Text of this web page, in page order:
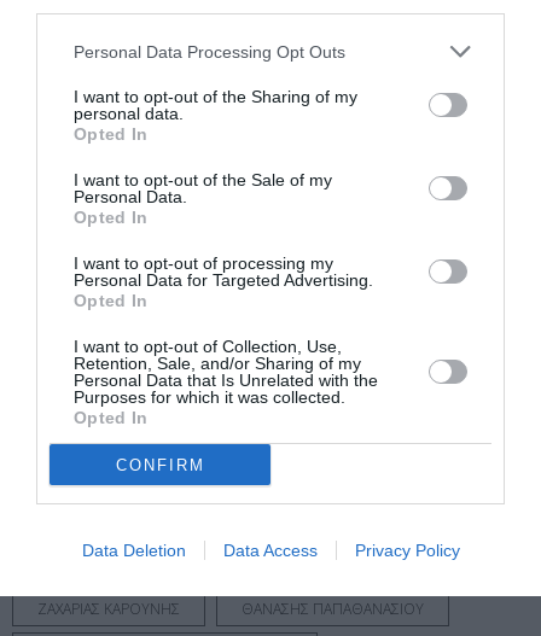
Personal Data Processing Opt Outs
I want to opt-out of the Sharing of my
personal data.
Opted In
I want to opt-out of the Sale of my
Personal Data.
Opted In
I want to opt-out of processing my
Personal Data for Targeted Advertising.
Opted In
I want to opt-out of Collection, Use,
Retention, Sale, and/or Sharing of my
Personal Data that Is Unrelated with the
Purposes for which it was collected.
Opted In
CONFIRM
Data Deletion Data Access Privacy Policy
Πληροφορίες / Κρατήσεις:
chalandri.gr|theatrorematias.gr
Ακολουθήστε το Culturenow.gr στο
Δείτε όλα τατελευταία νέα
Νέοι Διαγωνισμοί
Tags
MAGIC DE SPELL
POP - ROCK - ALTERNATIVE
STAND UP COMEDY
UNDERGROUND YOUTH ORCHESTRA
ΑΠΟΣΤΟΛΟΣ ΡΙΖΟΣ
ΓΕΩΡΓΙΑ ΝΤΑΓΑΚΗ
ΖΑΧΑΡΙΑΣ ΚΑΡΟΥΝΗΣ
ΘΑΝΑΣΗΣ ΠΑΠΑΘΑΝΑΣΙΟΥ